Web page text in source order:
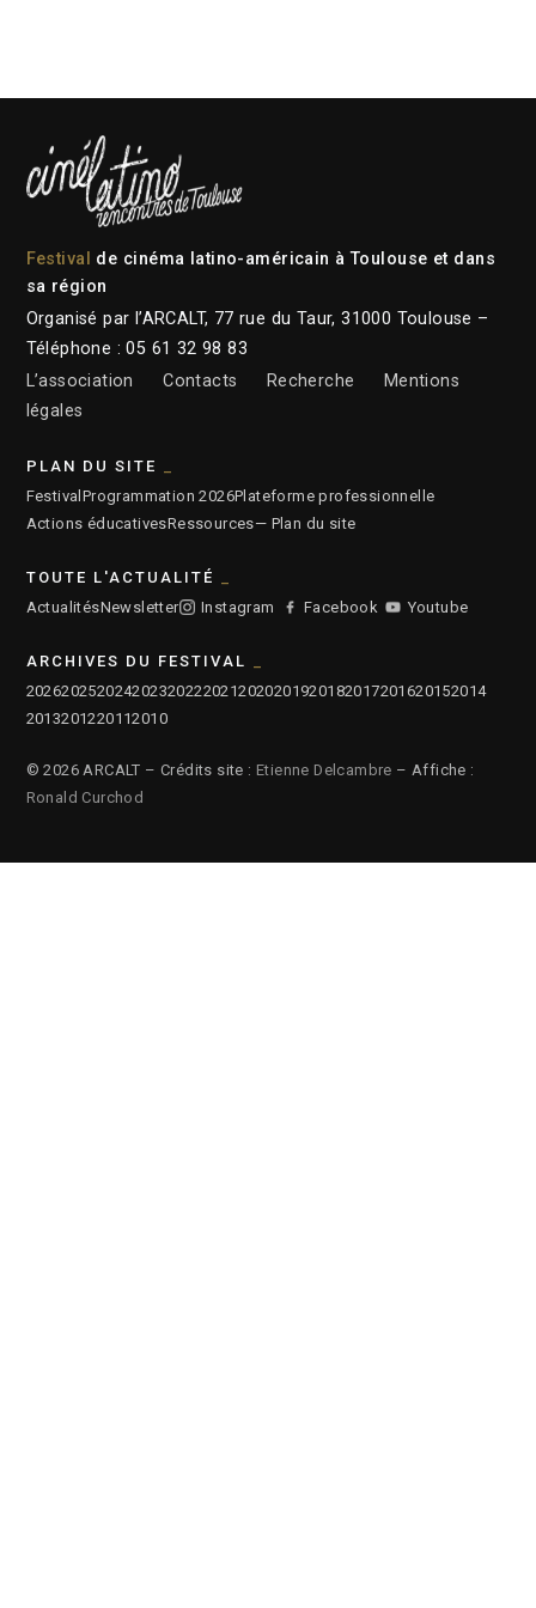
Festival
de cinéma latino-américain à Toulouse et dans
sa région
Organisé par l’ARCALT, 77 rue du Taur, 31000 Toulouse –
Téléphone : 05 61 32 98 83
L’association
Contacts Recherche
Mentions
légales
PLAN DU SITE
Festival Programmation 2026Plateforme professionnelle
Actions éducativesRessources— Plan du site
TOUTE L'ACTUALITÉ
ActualitésNewsletter Instagram Facebook Youtube
ARCHIVES DU FESTIVAL
2026202520242023202220212020201920182017201620152014
2013201220112010
© 2026 ARCALT – Crédits site : Etienne Delcambre – Affiche :
Ronald Curchod